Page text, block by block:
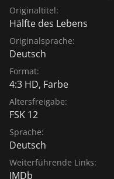
Originaltitel:
Hälfte des Lebens
Originalsprache:
Deutsch
Format:
4:3 HD, Farbe
Altersfreigabe:
FSK 12
Sprache:
Deutsch
Weiterführende Links:
IMDb